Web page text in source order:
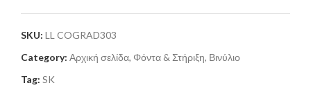
SKU: LL COGRAD303
Category: Αρχική σελίδα, Φόντα & Στήριξη, Βινύλιο
Tag: SK